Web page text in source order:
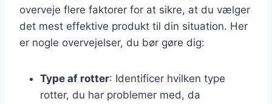
overveje flere faktorer for at sikre, at du vælger
det mest effektive produkt til din situation. Her
er nogle overvejelser, du bør gøre dig:
Type af rotter: Identificer hvilken type
rotter, du har problemer med, da